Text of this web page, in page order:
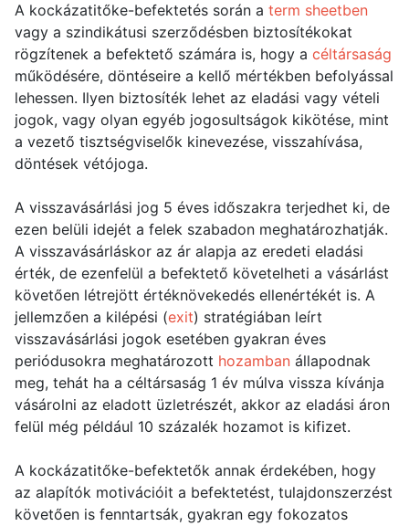
A kockázatitőke-befektetés során a term sheetben
vagy a szindikátusi szerződésben biztosítékokat
rögzítenek a befektető számára is, hogy a céltársaság
működésére, döntéseire a kellő mértékben befolyással
lehessen. Ilyen biztosíték lehet az eladási vagy vételi
jogok, vagy olyan egyéb jogosultságok kikötése, mint
a vezető tisztségviselők kinevezése, visszahívása,
döntések vétójoga.
A visszavásárlási jog 5 éves időszakra terjedhet ki, de
ezen belüli idejét a felek szabadon meghatározhatják.
A visszavásárláskor az ár alapja az eredeti eladási
érték, de ezenfelül a befektető követelheti a vásárlást
követően létrejött értéknövekedés ellenértékét is. A
jellemzően a kilépési (exit) stratégiában leírt
visszavásárlási jogok esetében gyakran éves
periódusokra meghatározott hozamban állapodnak
meg, tehát ha a céltársaság 1 év múlva vissza kívánja
vásárolni az eladott üzletrészét, akkor az eladási áron
felül még például 10 százalék hozamot is kifizet.
A kockázatitőke-befektetők annak érdekében, hogy
az alapítók motivációit a befektetést, tulajdonszerzést
követően is fenntartsák, gyakran egy fokozatos